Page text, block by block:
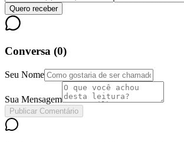
Quero receber
Conversa (0)
Seu Nome
Sua Mensagem
Publicar Comentário